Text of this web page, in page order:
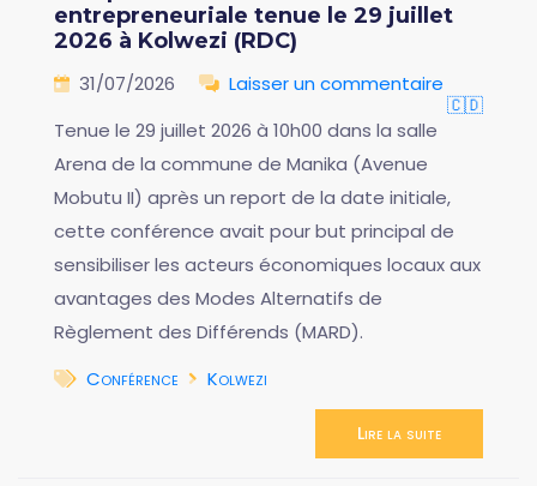
entrepreneuriale tenue le 29 juillet
2026 à Kolwezi (RDC)
31/07/2026
Laisser un commentaire
🇨🇩
Tenue le 29 juillet 2026 à 10h00 dans la salle
Arena de la commune de Manika (Avenue
Mobutu II) après un report de la date initiale,
cette conférence avait pour but principal de
sensibiliser les acteurs économiques locaux aux
avantages des Modes Alternatifs de
Règlement des Différends (MARD).
Conférence
Kolwezi
Lire la suite